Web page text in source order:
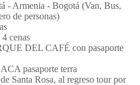
- Armenia - Bogotá (Van, Bus,
de personas)
cenas
DEL CAFÉ con pasaporte
pasaporte terra
Santa Rosa, al regreso tour por